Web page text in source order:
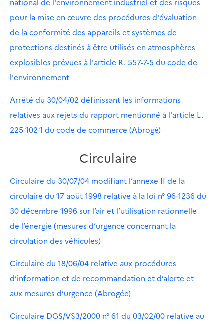
national de l'environnement industriel et des risques
pour la mise en œuvre des procédures d'évaluation
de la conformité des appareils et systèmes de
protections destinés à être utilisés en atmosphères
explosibles prévues à l'article R. 557-7-5 du code de
l'environnement
Arrêté du 30/04/02 définissant les informations
relatives aux rejets du rapport mentionné à l'article L.
225-102-1 du code de commerce (Abrogé)
Circulaire
Circulaire du 30/07/04 modifiant l’annexe II de la
circulaire du 17 août 1998 relative à la loi n° 96-1236 du
30 décembre 1996 sur l’air et l’utilisation rationnelle
de l’énergie (mesures d’urgence concernant la
circulation des véhicules)
Circulaire du 18/06/04 relative aux procédures
d’information et de recommandation et d’alerte et
aux mesures d’urgence (Abrogée)
Circulaire DGS/VS3/2000 n° 61 du 03/02/00 relative au